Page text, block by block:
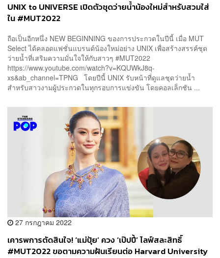
UNIX to UNIVERSE เปิดตัวชุดว่ายน้ำน้องใหม่สำหรับสวมใส่
ใน #MUT2022
ถือเป็นอีกหนึ่ง NEW BEGINNING ของการประกวดในปีนี้ เมื่อ MUT
Select ได้คลอดแฟชั่นแบรนด์น้องใหม่อย่าง UNIX เพื่อสร้างสรรค์ชุด
ว่ายน้ำที่เสริมความมั่นใจให้กับสาวๆ #MUT2022
https://www.youtube.com/watch?v=KQUWkJ8q-
xs&ab_channel=TPNG โดยปีนี้ UNIX รับหน้าที่ดูแลชุดว่ายน้ำ
สำหรับสาวงามผู้ประกวดในทุกรอบการแข่งขัน โดยคอลเล็กชัน ...
27 กรกฎาคม 2022
เคารพการตัดสินใจ! ‘แม่ปุ้ย’ ควง ‘เป๊ปปี้’ ไลฟ์สละสิทธิ์
#MUT2022 ขอตามความฝันเรียนต่อ Harvard University